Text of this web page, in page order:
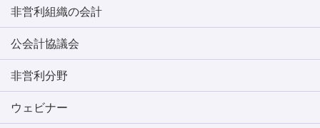
非営利組織の会計
公会計協議会
非営利分野
ウェビナー